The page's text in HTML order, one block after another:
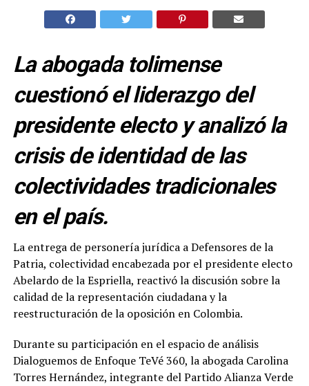
La abogada tolimense
cuestionó el liderazgo del
presidente electo y analizó la
crisis de identidad de las
colectividades tradicionales
en el país.
La entrega de personería jurídica a Defensores de la
Patria, colectividad encabezada por el presidente electo
Abelardo de la Espriella, reactivó la discusión sobre la
calidad de la representación ciudadana y la
reestructuración de la oposición en Colombia.
Durante su participación en el espacio de análisis
Dialoguemos de Enfoque TeVé 360, la abogada Carolina
Torres Hernández, integrante del Partido Alianza Verde